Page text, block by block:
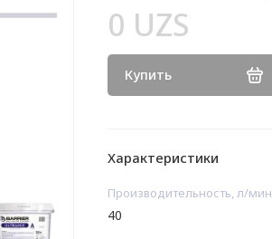
0 UZS
Купить
Характеристики
Производительность, л/мин
40